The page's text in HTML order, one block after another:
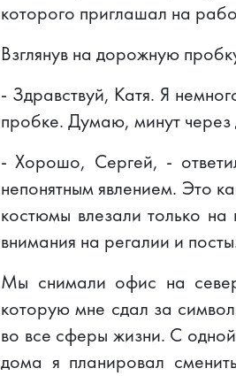
которого приглашал на
Взглянув на дорожную
- Здравствуй, Катя. Я
пробке. Думаю, минут через
- Хорошо, Сергей, -
непонятным явлением. Это
костюмы влезали только
внимания на регалии и
Мы снимали офис на
которую мне сдал за
во все сферы жизни. С
дома я планировал